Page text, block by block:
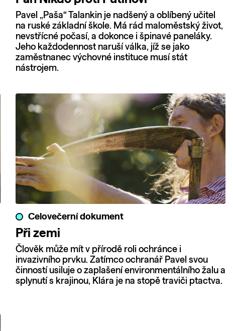
Pavel „Paša“ Talankin je nadšený a oblíbený učitel
na ruské základní škole. Má rád maloměstský život,
nevstřícné počasí, a dokonce i špinavé paneláky.
Jeho každodennost naruší válka, jíž se jako
zaměstnanec výchovné instituce musí stát
nástrojem.
Celovečerní dokument
Při zemi
Člověk může mít v přírodě roli ochránce i
invazivního prvku. Zatímco ochranář Pavel svou
činností usiluje o zaplašení environmentálního žalu a
splynutí s krajinou, Klára je na stopě traviči ptactva.